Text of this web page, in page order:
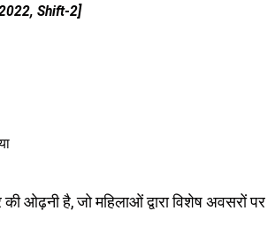
Shift-2]
की ओढ़नी है, जो महिलाओं द्वारा विशेष अवसरों पर